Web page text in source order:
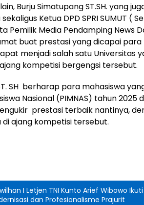
Burju Simatupang ST.SH. yang
Ketua DPD SPRI SUMUT (
Pemilik Media Pendamping News
buat prestasi yang dicapai para
menjadi salah satu Universitas
kompetisi bergengsi tersebut.
SH berharap para mahasiswa
Nasional (PIMNAS) tahun 2025
prestasi terbaik nantinya,
ajang kompetisi tersebut.
I Letjen TNI Kunto Arief Wibowo
dan Profesionalisme Prajurit